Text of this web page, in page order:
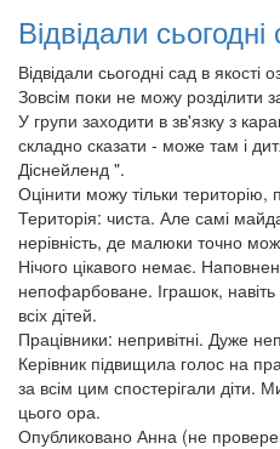
Відвідали
Відвідали сьогодні сад в якості
Зовсім поки не можу розділити
У групи заходити в зв'язку з
складно сказати - може там і
Діснейленд ".
Оцінити можу тільки територію,
Територія: чиста. Але самі
нерівність, де малюки точно
Нічого цікавого немає.
непофарбоване. Іграшок,
всіх дітей.
Працівники: непривітні. Дуже
Керівник підвищила голос на
за всім цим спостерігали діти.
цього ора.
Опубликовано Анна (не